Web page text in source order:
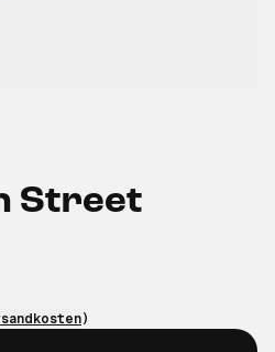
Street
)